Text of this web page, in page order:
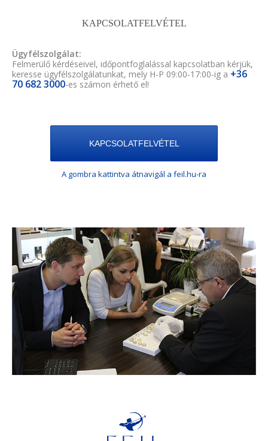
KAPCSOLATFELVÉTEL
Ügyfélszolgálat:
Felmerülő kérdéseivel, időpontfoglalással kapcsolatban kérjük,
keresse ügyfélszolgálatunkat, mely H-P 09:00-17:00-ig a +36
70 682 3000-es számon érhető el!
KAPCSOLATFELVÉTEL
A gombra kattintva átnavigál a feil.hu-ra